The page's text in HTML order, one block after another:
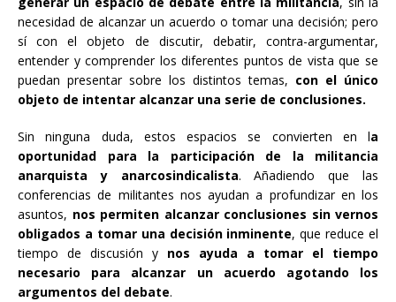
necesidad de alcanzar un acuerdo o tomar una decisión; pero
sí con el objeto de discutir, debatir, contra-argumentar,
entender y comprender los diferentes puntos de vista que se
puedan presentar sobre los distintos temas, con el único
objeto de intentar alcanzar una serie de conclusiones.
Sin ninguna duda, estos espacios se convierten en la
oportunidad para la participación de la militancia
anarquista y anarcosindicalista. Añadiendo que las
conferencias de militantes nos ayudan a profundizar en los
asuntos, nos permiten alcanzar conclusiones sin vernos
obligados a tomar una decisión inminente, que reduce el
tiempo de discusión y nos ayuda a tomar el tiempo
necesario para alcanzar un acuerdo agotando los
argumentos del debate.